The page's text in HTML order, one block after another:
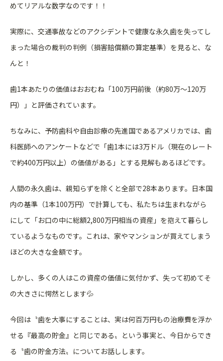
めて リアルな数字なのです！！
実際に、交通事故などのアクシデントで健康な永久歯を失ってし
ま った場合の裁判の判例（損害賠償額の算定基準）を見ると、 な
んと！
歯1本あたりの価値はおおむね「100万円前後（約80万〜120万
円）」と評価されています。
ちなみに、予防歯科や自由診療の先進国であるアメリカでは、歯
科医師へのアンケートなどで「歯1本には3万ドル（現在のレート
で約400万円以上）の価値がある」とする見解もあるほどです。
人間の永久歯は、親知らずを除くと全部で28本あります。日本国
内の基準（1本100万円）で計算しても、私たちは生まれながら
にして「お口の中に総額2,800万円相当の資産」 を抱えて暮らし
ているようなものです。これは、 家やマンションが買えてしまう
ほどの大きな金額です。
しかし、多くの人はこの資産の価値に気付かず、失って初めてそ
の大きさに愕然とします💦
今回は〝歯を大事にすることは、実は何百万円もの治療費を浮か
せる『最高の貯金』と同じである〟という事実と、今日からでき
る〝歯の貯金方法〟についてお話しします。